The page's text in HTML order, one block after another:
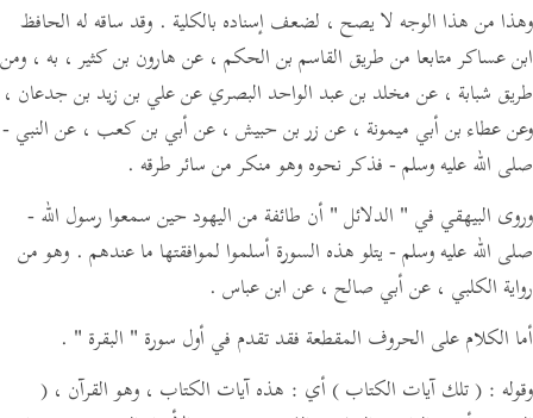
وهذا من هذا الوجه لا يصح ، لضعف إسناده بالكلية . وقد ساقه له الحافظ
ابن عساكر متابعا من طريق القاسم بن الحكم ، عن هارون بن كثير ، به ، ومن
طريق شبابة ، عن مخلد بن عبد الواحد البصري عن علي بن زيد بن جدعان ،
وعن عطاء بن أبي ميمونة ، عن زر بن حبيش ، عن أبي بن كعب ، عن النبي -
صلى الله عليه وسلم - فذكر نحوه وهو منكر من سائر طرقه .
وروى البيهقي في " الدلائل " أن طائفة من اليهود حين سمعوا رسول الله -
صلى الله عليه وسلم - يتلو هذه السورة أسلموا لموافقتها ما عندهم . وهو من
رواية الكلبي ، عن أبي صالح ، عن ابن عباس .
أما الكلام على الحروف المقطعة فقد تقدم في أول سورة " البقرة " .
وقوله : ( تلك آيات الكتاب ) أي : هذه آيات الكتاب ، وهو القرآن ، (